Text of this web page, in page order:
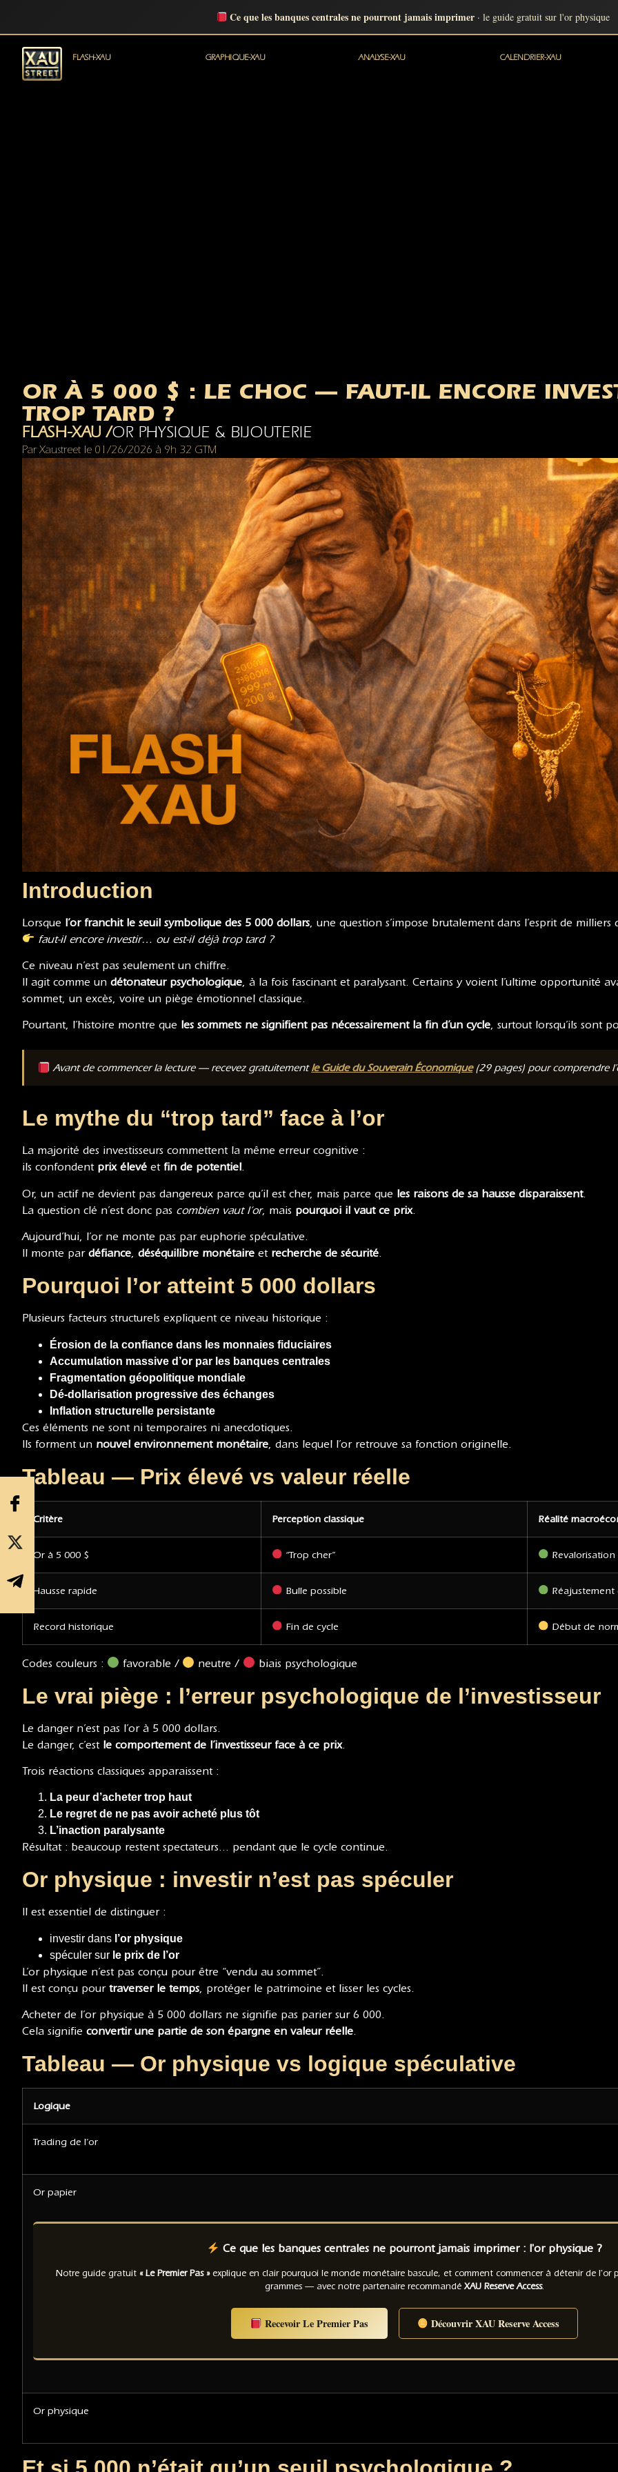
Ce que les banques centrales ne pourront jamais imprimer · le guide gratuit sur l'or physique
FLASH-XAU GRAPHIQUE-XAU ANALYSE-XAU CALENDRIER-XAU
OR À 5 000 $ : LE CHOC — FAUT-IL ENCORE
TROP TARD ?
FLASH-XAU /OR PHYSIQUE & BIJOUTERIE
Par Xaustreet le 01/26/2026 à 9h 32 GTM
Introduction
Lorsque l’or franchit le seuil symbolique des 5 000 dollars, une question s’impose brutalement dans l’esprit de milliers
faut-il encore investir… ou est-il déjà trop tard ?
Ce niveau n’est pas seulement un chiffre.
Il agit comme un détonateur psychologique, à la fois fascinant et paralysant. Certains y voient l’ultime opportunité
sommet, un excès, voire un piège émotionnel classique.
Pourtant, l’histoire montre que les sommets ne signifient pas nécessairement la fin d’un cycle, surtout lorsqu’ils sont
Avant de commencer la lecture — recevez gratuitementle Guide du Souverain Économique(29 pages) pour comprendre
Le mythe du “trop tard” face à l’or
La majorité des investisseurs commettent la même erreur cognitive :
ils confondent prix élevé et fin de potentiel.
Or, un actif ne devient pas dangereux parce qu’il est cher, mais parce que les raisons de sa hausse disparaissent.
La question clé n’est donc pas combien vaut l’or, mais pourquoi il vaut ce prix.
Aujourd’hui, l’or ne monte pas par euphorie spéculative.
Il monte par défiance, déséquilibre monétaire et recherche de sécurité.
Pourquoi l’or atteint 5 000 dollars
Plusieurs facteurs structurels expliquent ce niveau historique :
Érosion de la confiance dans les monnaies fiduciaires
Accumulation massive d’or par les banques centrales
Fragmentation géopolitique mondiale
Dé-dollarisation progressive des échanges
Inflation structurelle persistante
Ces éléments ne sont ni temporaires ni anecdotiques.
Ils forment un nouvel environnement monétaire , dans lequel l’or retrouve sa fonction originelle.
Tableau — Prix élevé vs valeur réelle
Critère Perception classique Réalité
Or à 5 000 $ “Trop cher”
Hausse rapide Bulle possible
Record historique Fin de cycle Début de
Codes couleurs : favorable / neutre / biais psychologique
Le vrai piège : l’erreur psychologique de l’investisseur
Le danger n’est pas l’or à 5 000 dollars.
Le danger, c’est le comportement de l’investisseur face à ce prix.
Trois réactions classiques apparaissent :
La peur d’acheter trop haut
Le regret de ne pas avoir acheté plus tôt
L’inaction paralysante
Résultat : beaucoup restent spectateurs… pendant que le cycle continue.
Or physique : investir n’est pas spéculer
Il est essentiel de distinguer :
investir dans l’or physique
spéculer sur le prix de l’or
L’or physique n’est pas conçu pour être “vendu au sommet”.
Il est conçu pour traverser le temps, protéger le patrimoine et lisser les cycles.
Acheter de l’or physique à 5 000 dollars ne signifie pas parier sur 6 000.
Cela signifie convertir une partie de son épargne en valeur réelle.
Tableau — Or physique vs logique spéculative
Logique
Trading de l’or
Or papier
Ce que les banques centrales ne pourront jamais imprimer : l'or physique ?
Notre guide gratuit « Le Premier Pas »explique en clair pourquoi le monde monétaire bascule, et comment commencer à détenir de l'or
grammes — avec notre partenaire recommandéXAU Reserve Access.
Recevoir Le Premier Pas Découvrir XAU Reserve Access
Or physique